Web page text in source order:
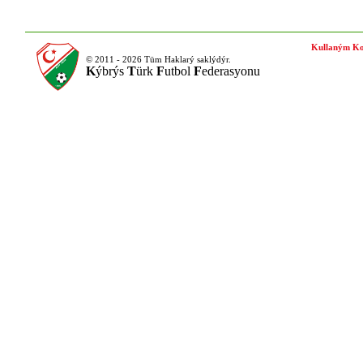
© 2011 - 2026 Tüm Haklarý saklýdýr.
Kýbrýs Türk Futbol Federasyonu
Kullaným